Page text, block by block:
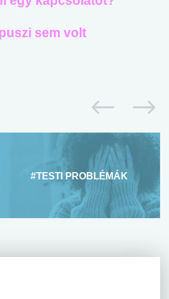
sem volt
#TESTI PROBLÉMÁK